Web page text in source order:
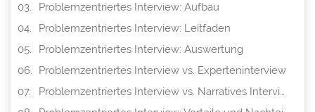
Problemzentriertes Interview: Aufbau
Problemzentriertes Interview: Leitfaden
Problemzentriertes Interview: Auswertung
Problemzentriertes Interview vs. Experteninterview
Problemzentriertes Interview vs. Narratives Interview